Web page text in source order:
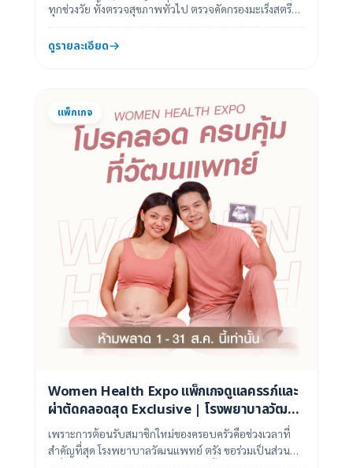
ทุกช่วงวัย ทั้งตรวจสุขภาพทั่วไป ตรวจคัดกรองมะเร็งสตรี
ดูรายละเอียด
แพ็กเกจ
Women Health Expo แพ็กเกจดูแลครรภ์และ
ผ่าตัดคลอดสุด Exclusive | โรงพยาบาลวัฒน
แพทย์ ตรัง
เพราะการต้อนรับสมาชิกใหม่ของครอบครัวคือช่วงเวลาที่
สำคัญที่สุด โรงพยาบาลวัฒนแพทย์ ตรัง ขอร่วมเป็นส่วน